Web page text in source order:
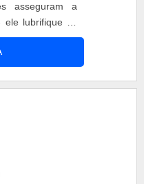
asseguram a
lubrifique as
corrobora
suspensão; -
- Sustentação